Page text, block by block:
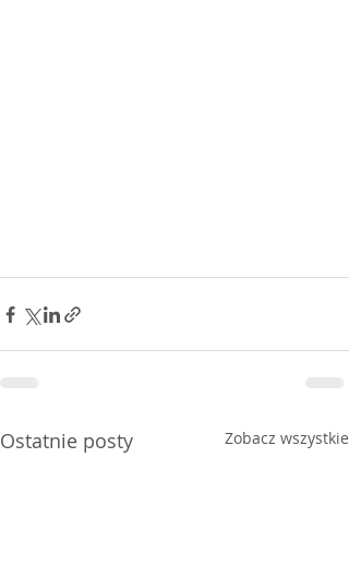
Ostatnie posty Zobacz wszystkie